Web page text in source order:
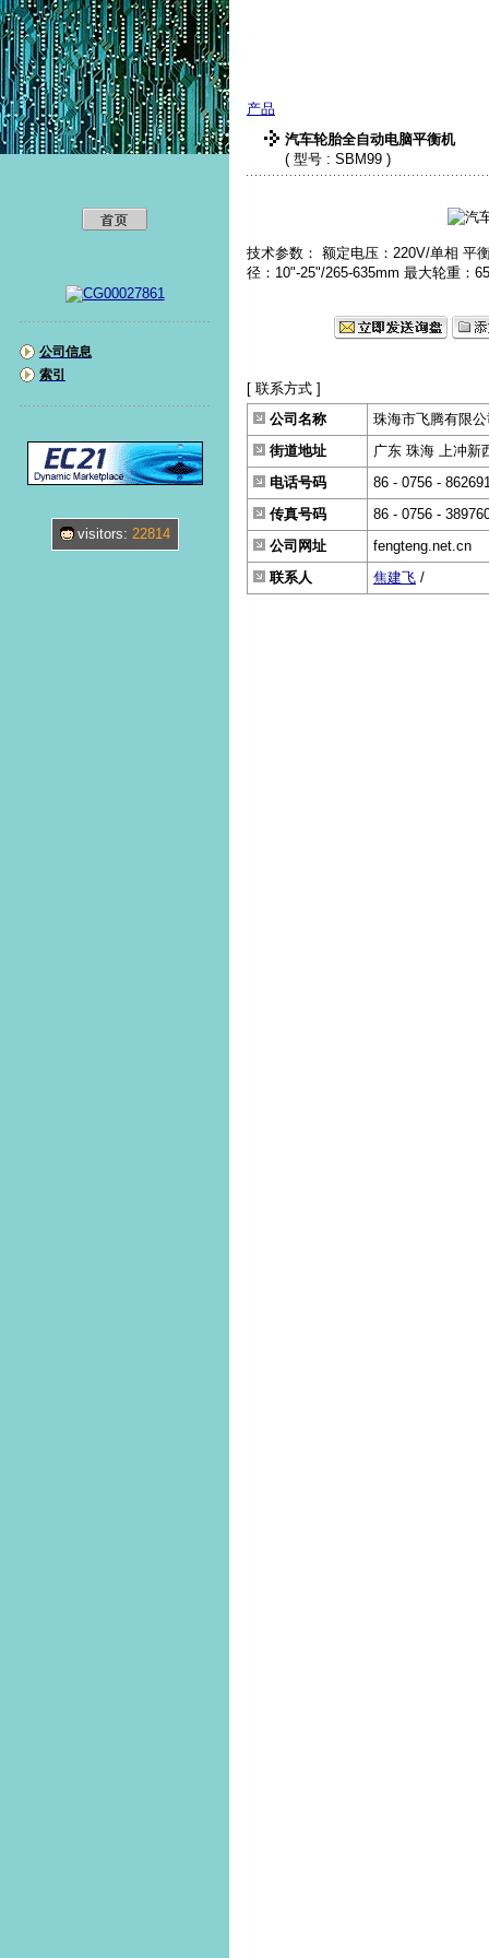
公司信息
索引
visitors: 22814
产品
汽车轮胎全自动电脑平衡机
( 型号 : SBM99 )
技术参数： 额定电压：220V/单相 平
径：10"-25"/265-635mm 最大轮重：
[ 联系方式 ]
公司名称
珠海市飞腾有限
街道地址
广东 珠海 上冲新
电话号码
86 - 0756 -
传真号码
86 - 0756 -
公司网址
fengteng.net.cn
联系人
焦建飞 /